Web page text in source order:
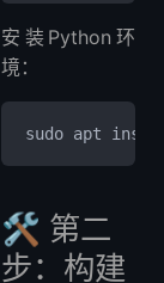
安装Python环
境：
sudo apt
🛠 第二
步：构建